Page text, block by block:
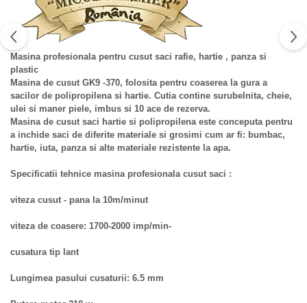
Masina profesionala pentru cusut saci rafie, hartie , panza si
plastic
Masina de cusut GK9 -370, folosita pentru coaserea la gura a
sacilor de polipropilena si hartie. Cutia contine surubelnita, cheie,
ulei si maner piele, imbus si 10 ace de rezerva.
Masina de cusut saci hartie si polipropilena este conceputa pentru
a inchide saci de diferite materiale si grosimi cum ar fi: bumbac,
hartie, iuta, panza si alte materiale rezistente la apa.
Specificatii tehnice masina profesionala cusut saci :
viteza cusut - pana la 10m/minut
viteza de coasere: 1700-2000 imp/min-
cusatura tip lant
Lungimea pasului cusaturii: 6.5 mm